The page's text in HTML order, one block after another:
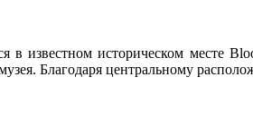
в известном историческом месте
Благодаря центральному